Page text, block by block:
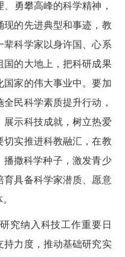
勇攀高峰的科学精神，
现的先进典型和事迹，教
辈科学家以身许国、心系
国的大地上，把科研成果
国家的伟大事业中。要加
民科学素质提升行动，
展示科技成就，树立热爱
切实推进科教融汇，在教
播撒科学种子，激发青少
育具备科学家潜质、愿意
究纳入科技工作重要日
持力度，推动基础研究实